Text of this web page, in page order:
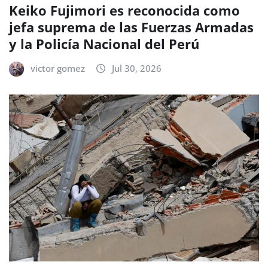
Keiko Fujimori es reconocida como
jefa suprema de las Fuerzas Armadas
y la Policía Nacional del Perú
victor gomez Jul 30, 2026